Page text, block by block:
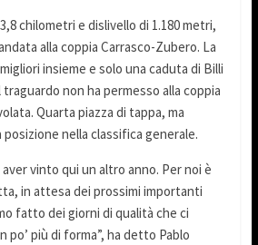
chilometri e dislivello di 1.180 metri,
alla coppia Carrasco-Zubero. La
insieme e solo una caduta di Billi
non ha permesso alla coppia
Quarta piazza di tappa, ma
nella classifica generale.
vinto qui un altro anno. Per noi è
in attesa dei prossimi importanti
fatto dei giorni di qualità che ci
po’ più di forma”, ha detto Pablo